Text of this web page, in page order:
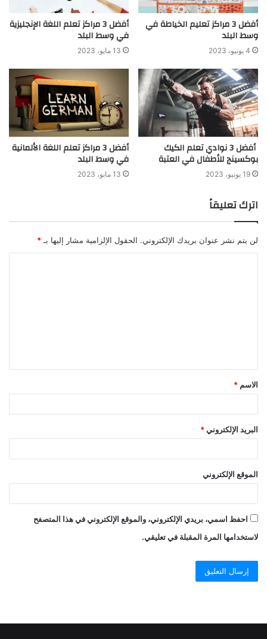
أفضل 3 مراكز تعليم الخياطة في
وسط البلد
4 يونيو، 2023
أفضل 3 مراكز تعلم اللغة الإنجليزية
في وسط البلد
13 مايو، 2023
أفضل 3 نوادي تعلم الكيك
بوكسينج للأطفال في العتبة
19 يونيو، 2023
أفضل 3 مراكز تعلم اللغة الألمانية
في وسط البلد
13 مايو، 2023
اترك تعليقاً
لن يتم نشر عنوان بريدك الإلكتروني. الحقول الإلزامية مشار إليها بـ *
الاسم *
البريد الإلكتروني *
الموقع الإلكتروني
احفظ اسمي، بريدي الإلكتروني، والموقع الإلكتروني في هذا المتصفح
لاستخدامها المرة المقبلة في تعليقي.